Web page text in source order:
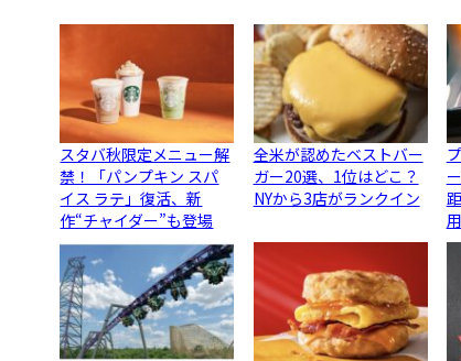
スタバ秋限定メニュー解
禁！「パンプキン スパ
イス ラテ」復活、新
作“チャイダー”も登場
全米が認めたベストバー
ガー20選、1位はどこ？
NYから3店がランクイン